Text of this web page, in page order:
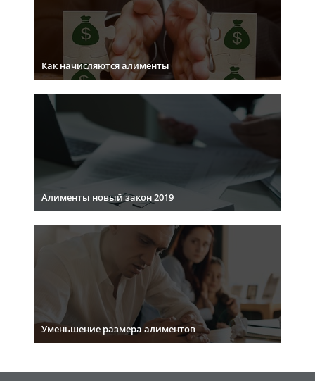
Как начисляются алименты
Алименты новый закон 2019
Уменьшение размера алиментов